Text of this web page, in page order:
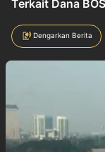
Terkait Dana
Dengarkan Berita